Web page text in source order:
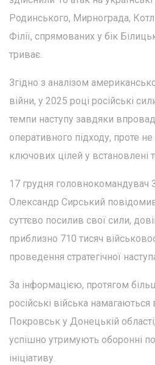
Родинського, Мирнограда,
Філії, спрямованих у бік
триває.
Згідно з аналізом
війни, у 2025 році російські
темпи наступу завдяки
оперативного підходу, проте
ключових цілей у встановлені
17 грудня головнокомандувач
Олександр Сирський
суттєво посилив свої сили,
приблизно 710 тисяч
проведення стратегічної
За інформацією, протягом
російські війська намагаються
Покровськ у Донецькій
успішно утримують оборонні
ініціативу.